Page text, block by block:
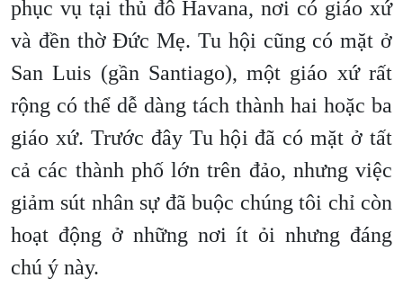
phục vụ tại thủ đô Havana, nơi có giáo xứ
và đền thờ Đức Mẹ. Tu hội cũng có mặt ở
San Luis (gần Santiago), một giáo xứ rất
rộng có thể dễ dàng tách thành hai hoặc ba
giáo xứ. Trước đây Tu hội đã có mặt ở tất
cả các thành phố lớn trên đảo, nhưng việc
giảm sút nhân sự đã buộc chúng tôi chỉ còn
hoạt động ở những nơi ít ỏi nhưng đáng
chú ý này.